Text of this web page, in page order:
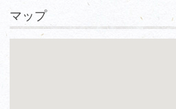
マップ